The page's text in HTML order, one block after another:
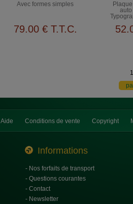
Avec formes simples
79.00 € T.T.C. 52
1
Aide Conditions de vente Copyright
Informations
- Nos forfaits de transport
- Questions courantes
- Contact
- Newsletter